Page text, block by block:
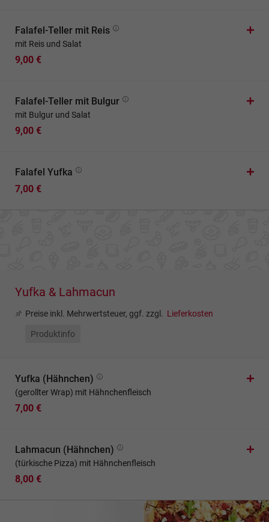
Falafel-Teller mit Reis
mit Reis und Salat
9,00 €
Falafel-Teller mit Bulgur
mit Bulgur und Salat
9,00 €
Falafel Yufka
7,00 €
Yufka & Lahmacun
Preise inkl. Mehrwertsteuer, ggf. zzgl. Lieferkosten
Produktinfo
Yufka (Hähnchen)
(gerollter Wrap) mit Hähnchenfleisch
7,00 €
Lahmacun (Hähnchen)
(türkische Pizza) mit Hähnchenfleisch
8,00 €